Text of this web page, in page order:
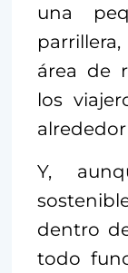
una
área de
los
Y,
dentro
todo